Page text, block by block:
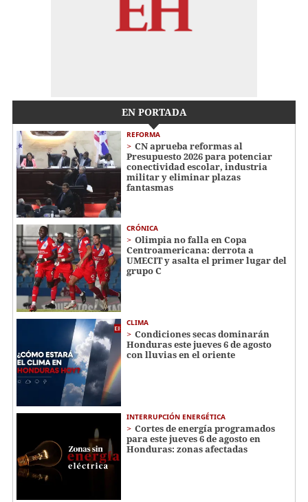
EN PORTADA
REFORMA
CN aprueba reformas al
Presupuesto 2026 para potenciar
conectividad escolar, industria
militar y eliminar plazas
fantasmas
CRÓNICA
Olimpia no falla en Copa
Centroamericana: derrota a
UMECIT y asalta el primer lugar del
grupo C
CLIMA
Condiciones secas dominarán
Honduras este jueves 6 de agosto
con lluvias en el oriente
INTERRUPCIÓN ENERGÉTICA
Cortes de energía programados
para este jueves 6 de agosto en
Honduras: zonas afectadas